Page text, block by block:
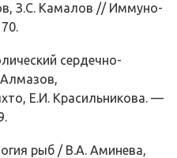
З.С. Камалов // Иммуно­
сердечно-
Е.И. Красильникова. —
рыб / В.А. Аминева,